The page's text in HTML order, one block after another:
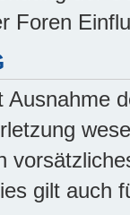
Foren
gilt auch